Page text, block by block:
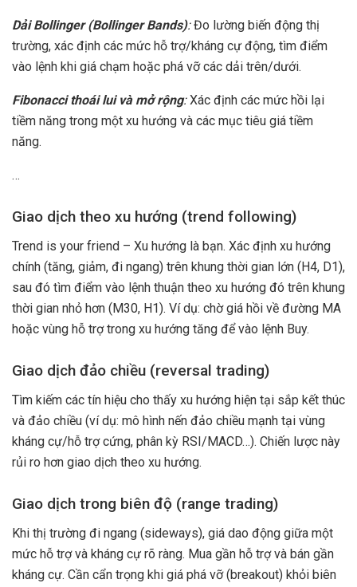
Dải Bollinger (Bollinger Bands):Đo lường biến động thị
trường, xác định các mức hỗ trợ/kháng cự động, tìm điểm
vào lệnh khi giá chạm hoặc phá vỡ các dải trên/dưới.
Fibonacci thoái lui và mở rộng:Xác định các mức hồi lại
tiềm năng trong một xu hướng và các mục tiêu giá tiềm
năng.
…
Giao dịch theo xu hướng (trend following)
Trend is your friend – Xu hướng là bạn. Xác định xu hướng
chính (tăng, giảm, đi ngang) trên khung thời gian lớn (H4, D1),
sau đó tìm điểm vào lệnh thuận theo xu hướng đó trên khung
thời gian nhỏ hơn (M30, H1). Ví dụ: chờ giá hồi về đường MA
hoặc vùng hỗ trợ trong xu hướng tăng để vào lệnh Buy.
Giao dịch đảo chiều (reversal trading)
Tìm kiếm các tín hiệu cho thấy xu hướng hiện tại sắp kết thúc
và đảo chiều (ví dụ: mô hình nến đảo chiều mạnh tại vùng
kháng cự/hỗ trợ cứng, phân kỳ RSI/MACD…). Chiến lược này
rủi ro hơn giao dịch theo xu hướng.
Giao dịch trong biên độ (range trading)
Khi thị trường đi ngang (sideways), giá dao động giữa một
mức hỗ trợ và kháng cự rõ ràng. Mua gần hỗ trợ và bán gần
kháng cự. Cần cẩn trọng khi giá phá vỡ (breakout) khỏi biên